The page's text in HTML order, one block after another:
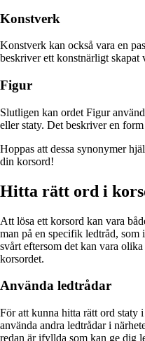
Konstverk
Konstverk kan också vara en
beskriver ett konstnärligt skapat
Figur
Slutligen kan ordet Figur
eller staty. Det beskriver en
Hoppas att dessa synonymer
din korsord!
Hitta rätt ord i
Att lösa ett korsord kan vara
man på en specifik ledtråd, som
svårt eftersom det kan vara
korsordet.
Använda ledtrådar
För att kunna hitta rätt ord staty
använda andra ledtrådar i
redan är ifyllda som kan ge dig